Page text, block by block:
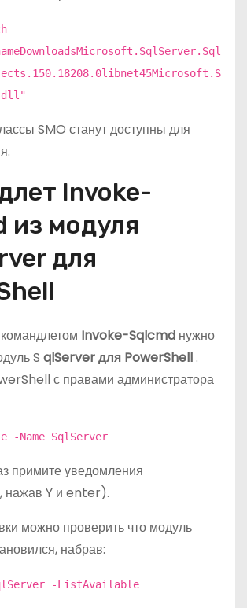
SMO станут доступны для
Invoke-
из модуля
для
Invoke-Sqlcmd нужно
S qlServer для PowerShell.
с правами администратора
-Name SqlServer
примите уведомления
нажав Y и enter).
можно проверить что модуль
набрав:
-ListAvailable